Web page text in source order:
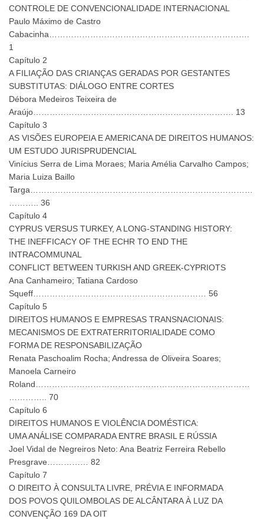
CONTROLE DE CONVENCIONALIDADE INTERNACIONAL
Paulo Máximo de Castro
Cabacinha……………………………………………………………….
1
Capítulo 2
A FILIAÇÃO DAS CRIANÇAS GERADAS POR GESTANTES
SUBSTITUTAS: DIÁLOGO ENTRE CORTES
Débora Medeiros Teixeira de
Araújo………………………………………………………………. 13
Capítulo 3
AS VISÕES EUROPEIA E AMERICANA DE DIREITOS HUMANOS:
UM ESTUDO JURISPRUDENCIAL
Vinícius Serra de Lima Moraes; Maria Amélia Carvalho Campos;
Maria Luiza Baillo
Targa………………………………………………………………………
……….. 36
Capítulo 4
CYPRUS VERSUS TURKEY, A LONG-STANDING HISTORY:
THE INEFFICACY OF THE ECHR TO END THE
INTRACOMMUNAL
CONFLICT BETWEEN TURKISH AND GREEK-CYPRIOTS
Ana Canhameiro; Tatiana Cardoso
Squeff……………………………………………………… 56
Capítulo 5
DIREITOS HUMANOS E EMPRESAS TRANSNACIONAIS:
MECANISMOS DE EXTRATERRITORIALIDADE COMO
FORMA DE RESPONSABILIZAÇÃO
Renata Paschoalim Rocha; Andressa de Oliveira Soares;
Manoela Carneiro
Roland……………………………………………………………………
………….. 70
Capítulo 6
DIREITOS HUMANOS E VIOLÊNCIA DOMÉSTICA:
UMA ANÁLISE COMPARADA ENTRE BRASIL E RÚSSIA
Joel Vidal de Negreiros Neto: Ana Beatriz Ferreira Rebello
Presgrave…………… 82
Capítulo 7
O DIREITO À CONSULTA LIVRE, PRÉVIA E INFORMADA
DOS POVOS QUILOMBOLAS DE ALCÂNTARA À LUZ DA
CONVENÇÃO 169 DA OIT